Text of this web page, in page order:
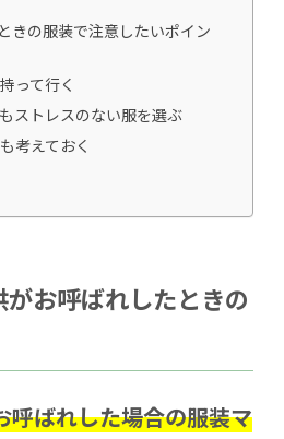
きの服装で注意したいポイン
って行く
ストレスのない服を選ぶ
考えておく
がお呼ばれしたときの
呼ばれした場合の服装マ